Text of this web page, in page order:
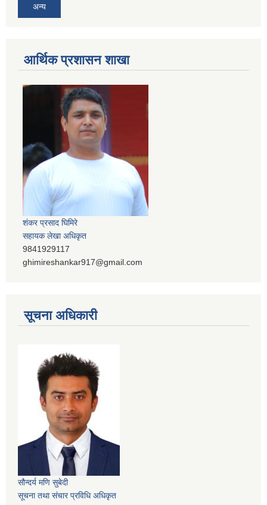
अन्य
आर्थिक प्रशासन शाखा
शंकर प्रसाद घिमिरे
सहायक लेखा अधिकृत
9841929117
ghimireshankar917@gmail.com
सूचना अधिकारी
सौन्दर्य मणि सुबेदी
सूचना तथा संचार प्रविधि अधिकृत